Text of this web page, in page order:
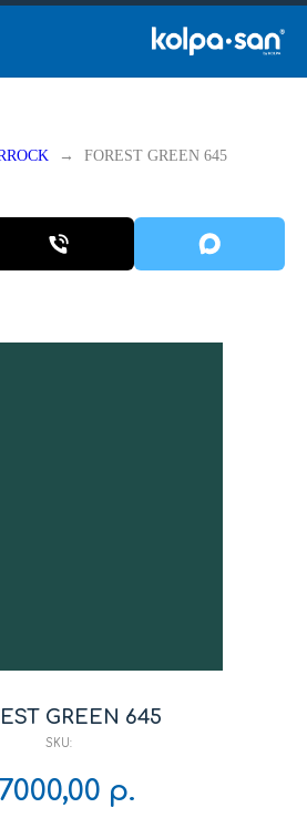
FOREST GREEN 645
GREEN 645
SKU:
р.